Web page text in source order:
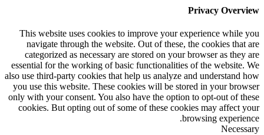
Privacy Overview
This website uses cookies to improve your experience while you
navigate through the website. Out of these, the cookies that are
categorized as necessary are stored on your browser as they are
essential for the working of basic functionalities of the website. We
also use third-party cookies that help us analyze and understand how
you use this website. These cookies will be stored in your browser
only with your consent. You also have the option to opt-out of these
cookies. But opting out of some of these cookies may affect your
browsing experience.
Necessary